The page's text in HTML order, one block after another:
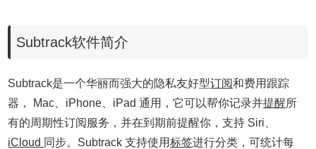
Subtrack软件简介
Subtrack是一个华丽而强大的隐私友好型订阅和费用跟踪
器， Mac、iPhone、iPad 通用，它可以帮你记录并提醒所
有的周期性订阅服务，并在到期前提醒你，支持 Siri、
iCloud 同步。Subtrack 支持使用标签进行分类，可统计每